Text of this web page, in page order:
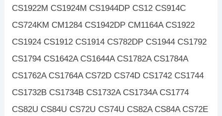
CS1922M CS1924M CS1944DP CS12 CS914C
CS724KM CM1284 CS1942DP CM1164A CS1922
CS1924 CS1912 CS1914 CS782DP CS1944 CS1792
CS1794 CS1642A CS1644A CS1782A CS1784A
CS1762A CS1764A CS72D CS74D CS1742 CS1744
CS1732B CS1734B CS1732A CS1734A CS1774
CS82U CS84U CS72U CS74U CS82A CS84A CS72E